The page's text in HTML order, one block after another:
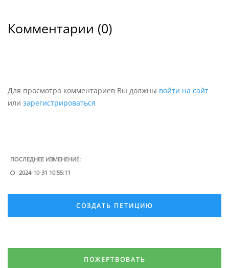
исторического сознания. Мы должны помнить, кто
Комментарии (0)
Для просмотра комментариев Вы должны войти на сайт
или зарегистрироваться
ПОСЛЕДНЕЕ ИЗМЕНЕНИЕ:
2024-10-31 10:55:11
СОЗДАТЬ ПЕТИЦИЮ
ПОЖЕРТВОВАТЬ